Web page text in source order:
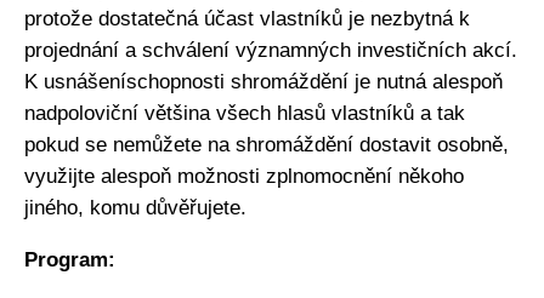
protože dostatečná účast vlastníků je nezbytná k
projednání a schválení významných investičních akcí.
K usnášeníschopnosti shromáždění je nutná alespoň
nadpoloviční většina všech hlasů vlastníků a tak
pokud se nemůžete na shromáždění dostavit osobně,
využijte alespoň možnosti zplnomocnění někoho
jiného, komu důvěřujete.
Program: